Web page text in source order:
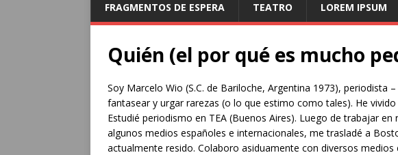
FRAGMENTOS DE ESPERA TEATRO LOREM IPSUM
Quién (el por qué es mucho
Soy Marcelo Wio (S.C. de Bariloche, Argentina 1973), periodista
fantasear y urgar rarezas (o lo que estimo como tales). He
Estudié periodismo en TEA (Buenos Aires). Luego de trabajar
algunos medios españoles e internacionales, me trasladé a
actualmente resido. Colaboro asiduamente con diversos medios